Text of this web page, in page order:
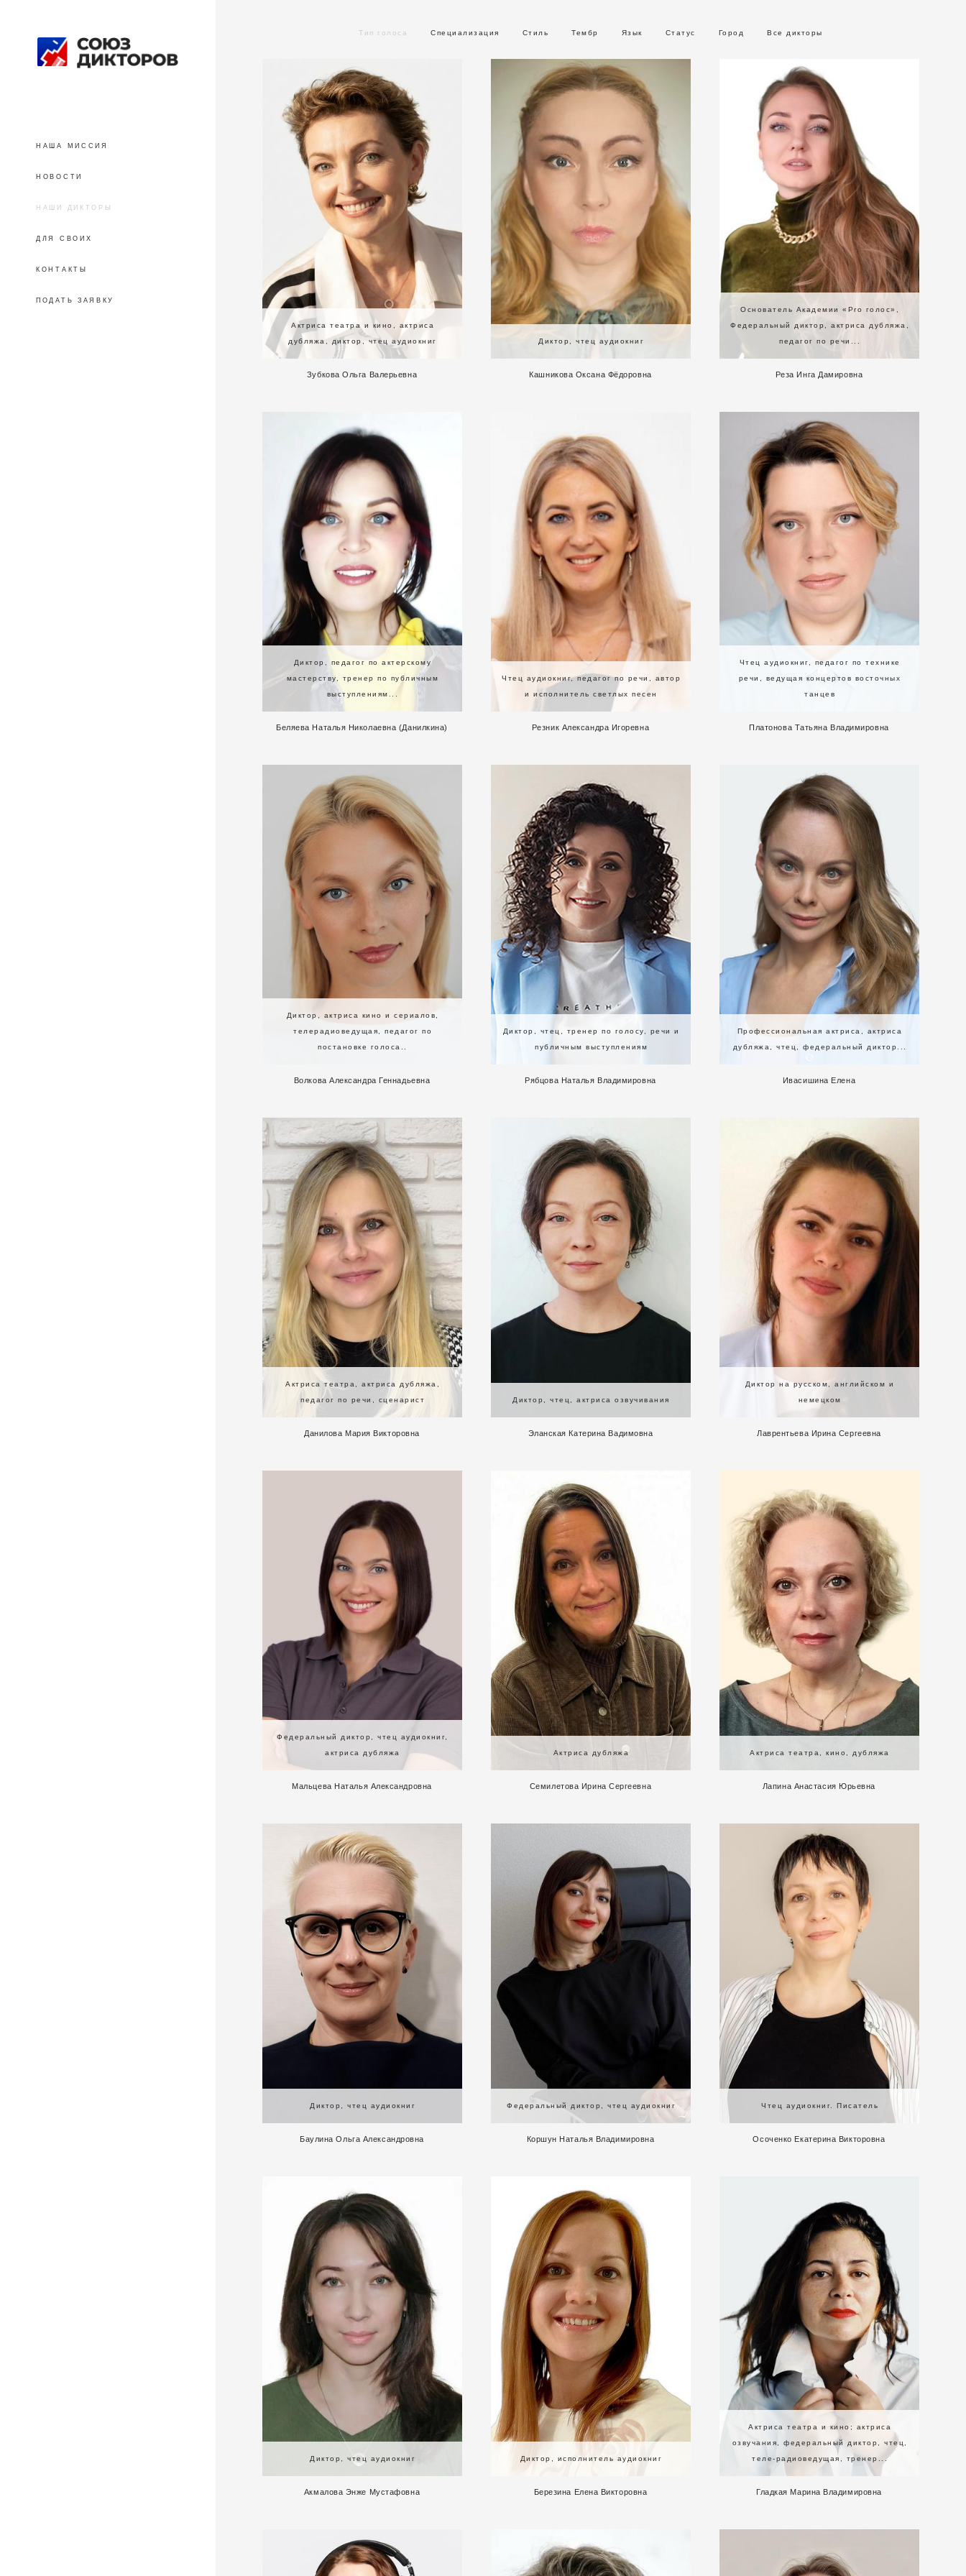
НАША МИССИЯ
НОВОСТИ
НАШИ ДИКТОРЫ
ДЛЯ СВОИХ
КОНТАКТЫ
ПОДАТЬ ЗАЯВКУ
Тип голоса Специализация Стиль Тембр Язык Статус Город Все дикторы
Актриса театра и кино, актриса
дубляжа, диктор, чтец аудиокниг
Зубкова Ольга Валерьевна
Диктор, чтец аудиокниг
Кашникова Оксана Фёдоровна
Основатель Академии «Pro голос»,
Федеральный диктор, актриса дубляжа,
педагог по речи...
Реза Инга Дамировна
Диктор, педагог по актерскому
мастерству, тренер по публичным
выступлениям...
Беляева Наталья Николаевна (Данилкина)
Чтец аудиокниг, педагог по речи, автор
и исполнитель светлых песен
Резник Александра Игоревна
Чтец аудиокниг, педагог по технике
речи, ведущая концертов восточных
танцев
Платонова Татьяна Владимировна
Диктор, актриса кино и сериалов,
телерадиоведущая, педагог по
постановке голоса..
Волкова Александра Геннадьевна
Диктор, чтец, тренер по голосу, речи и
публичным выступлениям
Рябцова Наталья Владимировна
Профессиональная актриса, актриса
дубляжа, чтец, федеральный диктор...
Ивасишина Елена
Актриса театра, актриса дубляжа,
педагог по речи, сценарист
Данилова Мария Викторовна
Диктор, чтец, актриса озвучивания
Эланская Катерина Вадимовна
Диктор на русском, английском и
немецком
Лаврентьева Ирина Сергеевна
Федеральный диктор, чтец аудиокниг,
актриса дубляжа
Мальцева Наталья Александровна
Актриса дубляжа
Семилетова Ирина Сергеевна
Актриса театра, кино, дубляжа
Лапина Анастасия Юрьевна
Диктор, чтец аудиокниг
Баулина Ольга Александровна
Федеральный диктор, чтец аудиокниг
Коршун Наталья Владимировна
Чтец аудиокниг. Писатель
Осоченко Екатерина Викторовна
Диктор, чтец аудиокниг
Акмалова Энже Мустафовна
Диктор, исполнитель аудиокниг
Березина Елена Викторовна
Актриса театра и кино; актриса
озвучания, федеральный диктор, чтец,
теле-радиоведущая, тренер...
Гладкая Марина Владимировна